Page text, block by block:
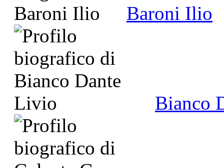
Baroni Ilio
Bianco